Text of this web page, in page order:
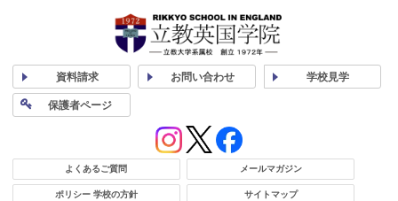
資料請求 お問い合わせ 学校見学
保護者ページ
よくあるご質問 メールマガジン
ポリシー 学校の方針 サイトマップ